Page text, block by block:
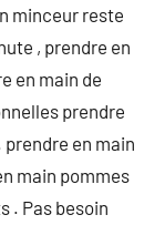
minceur reste
, prendre en
en main de
prendre
en main
main pommes
. Pas besoin